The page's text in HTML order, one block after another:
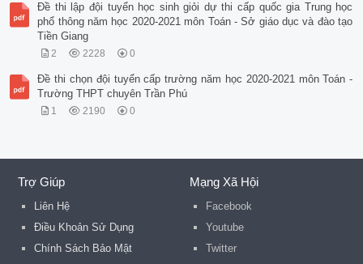
Đề thi lập đội tuyển học sinh giỏi dự thi cấp quốc gia Trung học
phổ thông năm học 2020-2021 môn Toán - Sở giáo dục và đào tạo
Tiền Giang
2 2228 0
Đề thi chọn đội tuyển cấp trường năm học 2020-2021 môn Toán -
Trường THPT chuyên Trần Phú
1 2190 0
Trợ Giúp
Liên Hệ
Điều Khoản Sử Dụng
Chính Sách Bảo Mật
Mạng Xã Hội
Facebook
Youtube
Twitter